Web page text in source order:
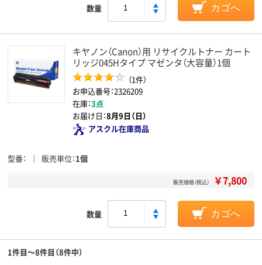
数量 カゴへ
キヤノン（Canon）用 リサイクルトナー カート
リッジ045Hタイプ マゼンタ（大容量）1個
（1件）
お申込番号：2326209
在庫：3点
お届け日：8月9日（日）
アスクル在庫商品
型番 販売単位 1個
販売価格（税込） ￥7,800
数量 カゴへ
1件目～8件目（8件中）